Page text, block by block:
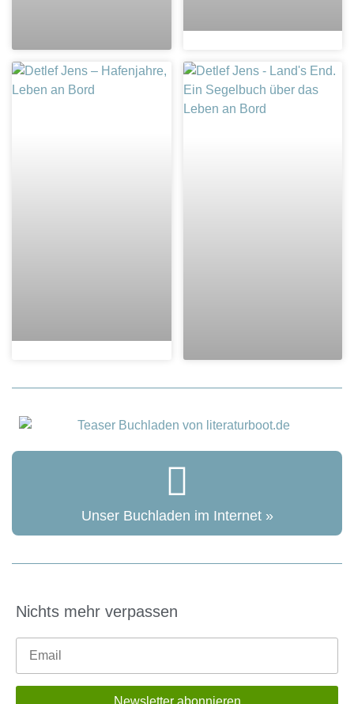
Unser Buchladen im Internet »
Nichts mehr verpassen